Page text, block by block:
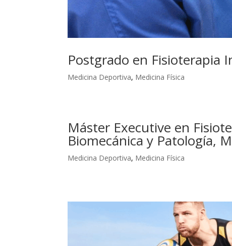
Postgrado en Fisioterapia
Medicina Deportiva, Medicina Física
Máster Executive en
Biomecánica y Patología,
Medicina Deportiva, Medicina Física